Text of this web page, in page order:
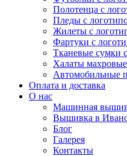
Полотенца с
Пледы с
Жилеты с
Фартуки с
Тканевые сумки
Халаты
Автомобильные
Оплата и доставка
О нас
Машинная
Вышивка в
Блог
Галерея
Контакты